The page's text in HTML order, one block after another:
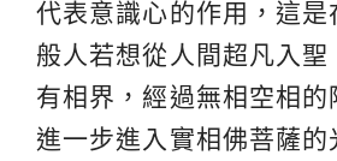
代表意識心的作用，這是
般人若想從人間超凡入聖
有相界，經過無相空相的
進一步進入實相佛菩薩的